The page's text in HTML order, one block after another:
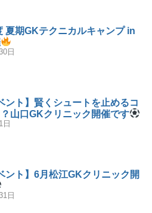
夏期GKテクニカルキャンプ in
日
ント】賢くシュートを止めるコ
山口GKクリニック開催です
日
ント】6月松江GKクリニック開
日